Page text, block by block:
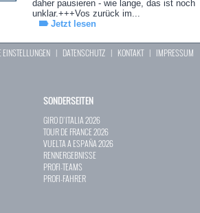
daher pausieren - wie lange, das ist noch
unklar.+++Vos zurück im...
Jetzt lesen
EINSTELLUNGEN | DATENSCHUTZ | KONTAKT| IMPRESSUM
SONDERSEITEN
GIRO D`ITALIA 2026
TOUR DE FRANCE 2026
VUELTA A ESPAÑA 2026
RENNERGEBNISSE
PROFI-TEAMS
PROFI-FAHRER